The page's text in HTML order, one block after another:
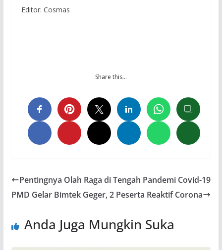
Editor: Cosmas
Share this…
Pentingnya Olah Raga di Tengah Pandemi Covid-19
PMD Gelar Bimtek Geger, 2 Peserta Reaktif Corona
Anda Juga Mungkin Suka